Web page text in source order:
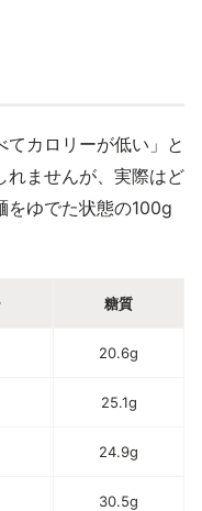
てカロリーが低い」と
れませんが、実際はど
をゆでた状態の100g
糖質
20.6g
25.1g
24.9g
30.5g